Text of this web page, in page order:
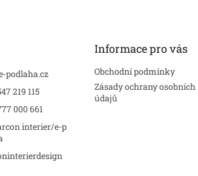
podlaha.cz
219 115
000 661
interier/e-p
Informace pro vás
Obchodní podmínky
Zásady ochrany osobních
údajů